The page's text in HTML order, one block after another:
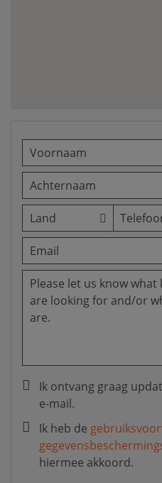
Ik ontvang graag
e-mail.
Ik heb de
hiermee akkoord.